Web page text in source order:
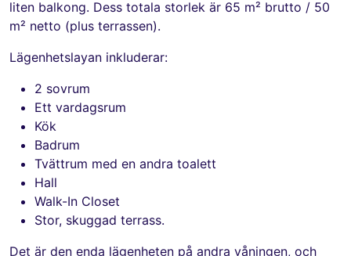
liten balkong. Dess totala storlek är 65 m² brutto / 50
m² netto (plus terrassen).
Lägenhetslayan inkluderar:
2 sovrum
Ett vardagsrum
Kök
Badrum
Tvättrum med en andra toalett
Hall
Walk-In Closet
Stor, skuggad terrass.
Det är den enda lägenheten på andra våningen, och